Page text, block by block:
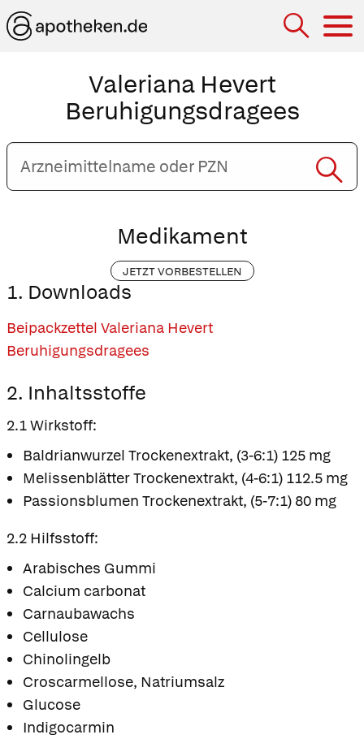
Valeriana Hevert
Beruhigungsdragees
Arzneimittelname
oder
PZN
Medikament
JETZT VORBESTELLEN
1. Downloads
Beipackzettel Valeriana Hevert
Beruhigungsdragees
2. Inhaltsstoffe
2.1 Wirkstoff:
Baldrianwurzel Trockenextrakt, (3-6:1) 125 mg
Melissenblätter Trockenextrakt, (4-6:1) 112.5 mg
Passionsblumen Trockenextrakt, (5-7:1) 80 mg
2.2 Hilfsstoff:
Arabisches Gummi
Calcium carbonat
Carnaubawachs
Cellulose
Chinolingelb
Croscarmellose, Natriumsalz
Glucose
Indigocarmin